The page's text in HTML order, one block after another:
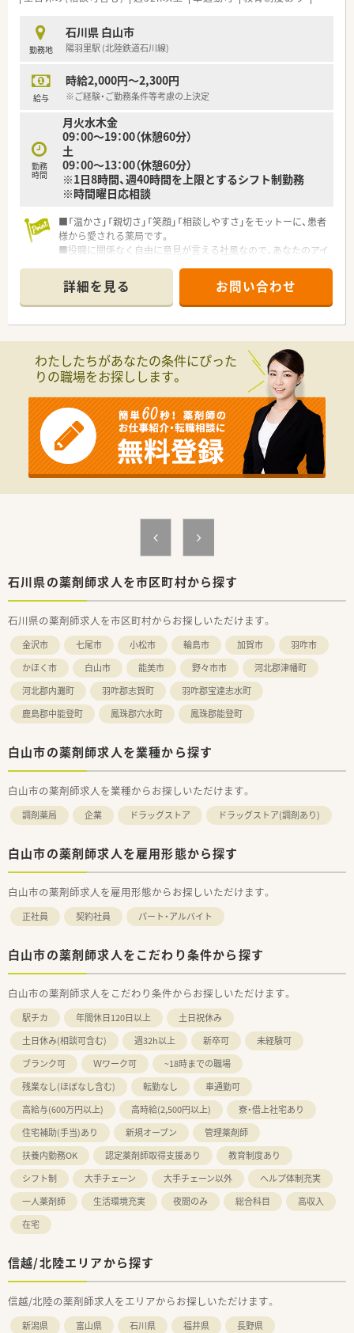
勤務地
石川県 白山市
陽羽里駅 (北陸鉄道石川線)
給与
時給2,000円～2,300円
※ご経験・ご勤務条件等考慮の上決定
勤務
時間
月火水木金
09：00～19：00（休憩60分）
土
09：00～13：00（休憩60分）
※1日8時間、週40時間を上限とするシフト制勤務
※時間曜日応相談
■「温かさ」「親切さ」「笑顔」「相談しやすさ」をモットーに、患者
様から愛される薬局です。
■役職に関係なく自由に意見が言える社風なので、あなたのアイ
■社員の「こうしたい、あれをやってみたい」という意欲を会社
全体で応援する文化があります。
詳細を見る お問い合わせ
わたしたちがあなたの条件にぴった
りの職場をお探しします。
石川県の薬剤師求人を市区町村から探す
石川県の薬剤師求人を市区町村からお探しいただけます。
金沢市 七尾市 小松市 輪島市 加賀市
羽咋市
かほく市
白山市 能美市 野々市市
河北郡津幡町
河北郡内灘町
羽咋郡志賀町
羽咋郡宝達志水町
鹿島郡中能登町
鳳珠郡穴水町 鳳珠郡能登町
白山市の薬剤師求人を業種から探す
白山市の薬剤師求人を業種からお探しいただけます。
調剤薬局 企業 ドラッグストア ドラッグストア(調剤あり)
白山市の薬剤師求人を雇用形態から探す
白山市の薬剤師求人を雇用形態からお探しいただけます。
正社員 契約社員 パート・アルバイト
白山市の薬剤師求人をこだわり条件から探す
白山市の薬剤師求人をこだわり条件からお探しいただけます。
駅チカ 年間休日120日以上
土日祝休み
土日休み(相談可含む)
週32h以上 新卒可
未経験可
ブランク可
Ｗワーク可
~18時までの職場
残業なし(ほぼなし含む)
転勤なし
車通勤可
高給与(600万円以上)
高時給(2,500円以上)
寮・借上社宅あり
住宅補助(手当)あり
新規オープン
管理薬剤師
扶養内勤務OK
認定薬剤師取得支援あり
教育制度あり
シフト制
大手チェーン 大手チェーン以外
ヘルプ体制充実
一人薬剤師
生活環境充実 夜間のみ 総合科目
高収入
在宅
信越/北陸エリアから探す
信越/北陸の薬剤師求人をエリアからお探しいただけます。
新潟県 富山県 石川県 福井県 長野県